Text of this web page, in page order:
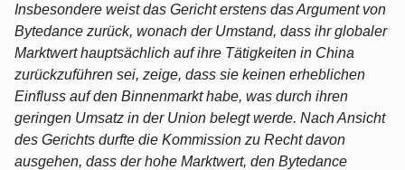
Insbesondere weist das Gericht erstens das Argument von
Bytedance zurück, wonach der Umstand, dass ihr globaler
Marktwert hauptsächlich auf ihre Tätigkeiten in China
zurückzuführen sei, zeige, dass sie keinen erheblichen
Einfluss auf den Binnenmarkt habe, was durch ihren
geringen Umsatz in der Union belegt werde. Nach Ansicht
des Gerichts durfte die Kommission zu Recht davon
ausgehen, dass der hohe Marktwert, den Bytedance